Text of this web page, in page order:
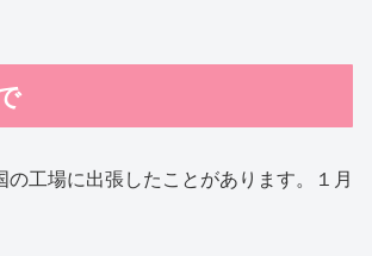
の工場に出張したことがあります。１月